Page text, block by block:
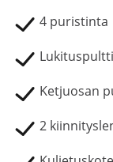
4 puristinta
Lukituspultti
Ketjuosan
2